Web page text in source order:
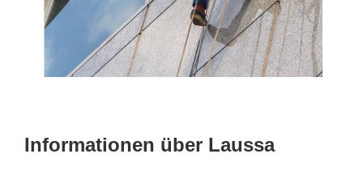
Informationen über Laussa